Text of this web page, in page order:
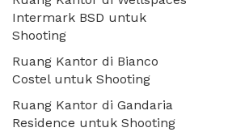
Intermark BSD untuk
Shooting
Ruang Kantor di Bianco
Costel untuk Shooting
Ruang Kantor di Gandaria
Residence untuk Shooting